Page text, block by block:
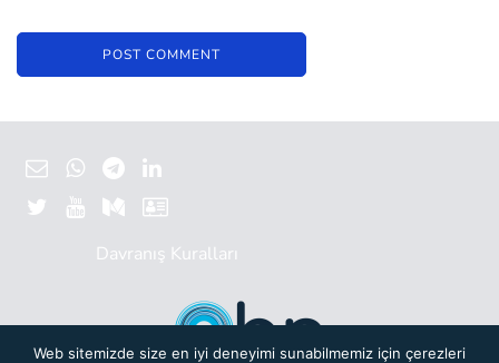
Davranış Kuralları
Web sitemizde size en iyi deneyimi sunabilmemiz için çerezleri